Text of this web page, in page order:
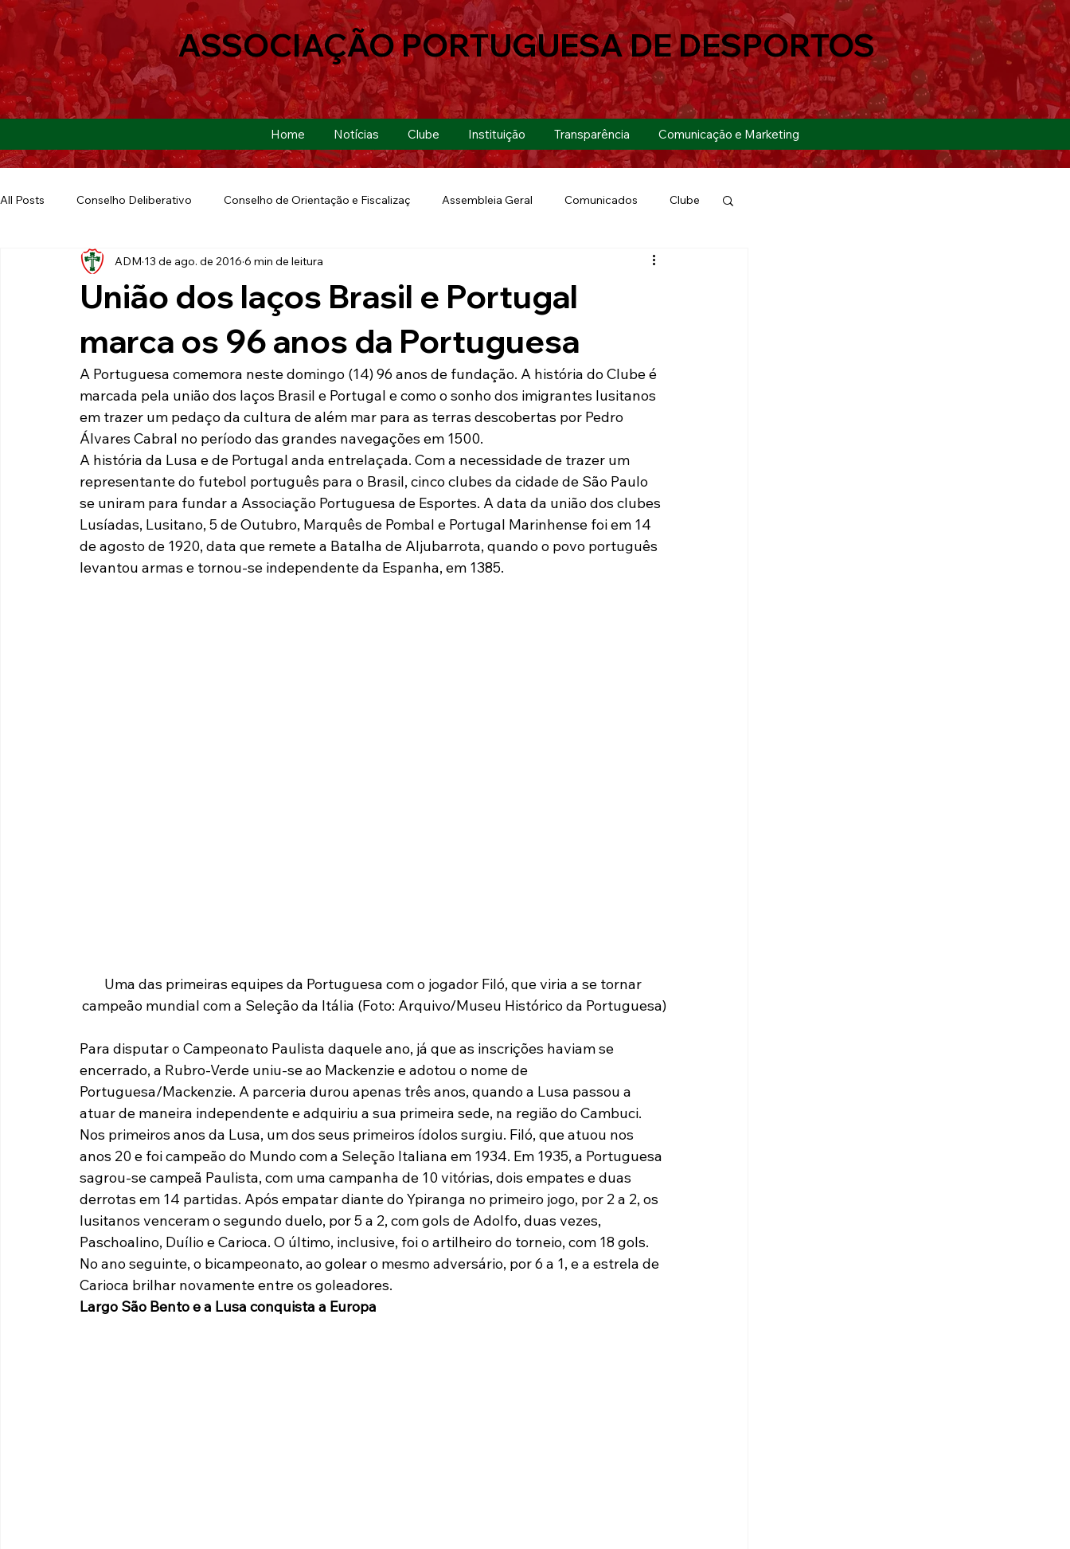
Home Notícias Clube Instituição Transparência Comunicação e Marketing
ASSOCIAÇÃO PORTUGUESA DE DESPORTOS
All Posts Conselho Deliberativo Conselho de Orientação e Fiscalizaç Assembleia Geral Comunicados Clube
Ação Social Futebol Americano Copa São Paulo
Futebol de Quintal Lusa Run 2019
Paulista A2 2019 Portuguesas pelo Brasil Ouvidoria Modalidades Marketing Sócio-Torcedor
Tabelas Recuperação Judicial
União dos laços Brasil e Portugal
marca os 96 anos da Portuguesa
ADM 13 de ago. de 2016 6 min de leitura
A Portuguesa comemora neste domingo (14) 96 anos de fundação. A história do Clube é
marcada pela união dos laços Brasil e Portugal e como o sonho dos imigrantes lusitanos
em trazer um pedaço da cultura de além mar para as terras descobertas por Pedro
Álvares Cabral no período das grandes navegações em 1500.
A história da Lusa e de Portugal anda entrelaçada. Com a necessidade de trazer um
representante do futebol português para o Brasil, cinco clubes da cidade de São Paulo
se uniram para fundar a Associação Portuguesa de Esportes. A data da união dos clubes
Lusíadas, Lusitano, 5 de Outubro, Marquês de Pombal e Portugal Marinhense foi em 14
de agosto de 1920, data que remete a Batalha de Aljubarrota, quando o povo português
levantou armas e tornou-se independente da Espanha, em 1385.
Uma das primeiras equipes da Portuguesa com o jogador Filó, que viria a se tornar
campeão mundial com a Seleção da Itália (Foto: Arquivo/Museu Histórico da Portuguesa)
Para disputar o Campeonato Paulista daquele ano, já que as inscrições haviam se
encerrado, a Rubro-Verde uniu-se ao Mackenzie e adotou o nome de
Portuguesa/Mackenzie. A parceria durou apenas três anos, quando a Lusa passou a
atuar de maneira independente e adquiriu a sua primeira sede, na região do Cambuci.
Nos primeiros anos da Lusa, um dos seus primeiros ídolos surgiu. Filó, que atuou nos
anos 20 e foi campeão do Mundo com a Seleção Italiana em 1934. Em 1935, a Portuguesa
sagrou-se campeã Paulista, com uma campanha de 10 vitórias, dois empates e duas
derrotas em 14 partidas. Após empatar diante do Ypiranga no primeiro jogo, por 2 a 2, os
lusitanos venceram o segundo duelo, por 5 a 2, com gols de Adolfo, duas vezes,
Paschoalino, Duílio e Carioca. O último, inclusive, foi o artilheiro do torneio, com 18 gols.
No ano seguinte, o bicampeonato, ao golear o mesmo adversário, por 6 a 1, e a estrela de
Carioca brilhar novamente entre os goleadores.
Largo São Bento e a Lusa conquista a Europa